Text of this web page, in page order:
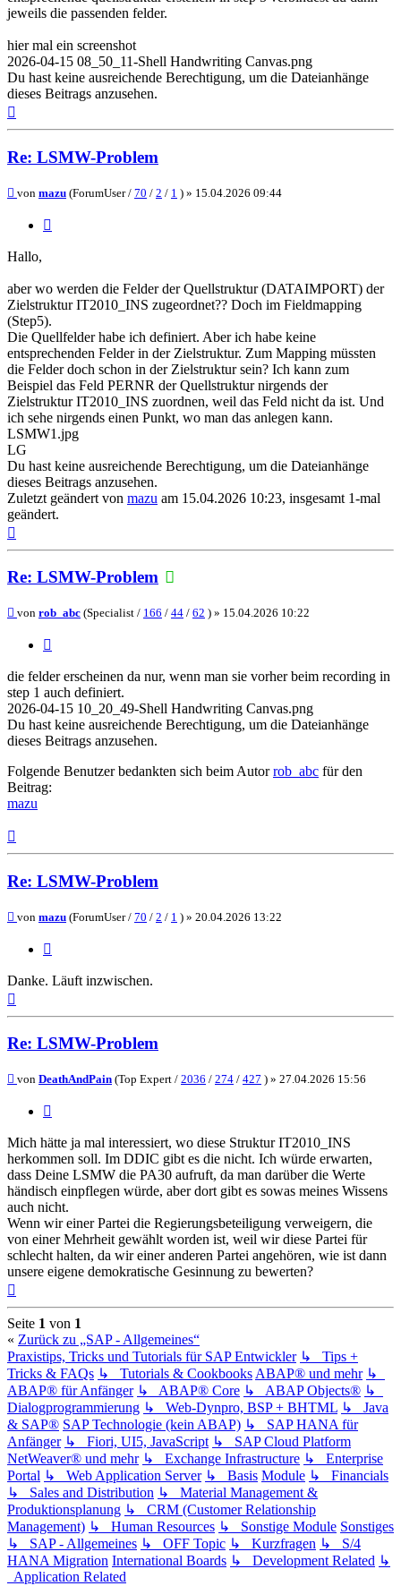
jeweils die passenden felder.
hier mal ein screenshot
2026-04-15 08_50_11-Shell Handwriting Canvas.png
Du hast keine ausreichende Berechtigung, um die Dateianhänge
dieses Beitrags anzusehen.
Re: LSMW-Problem
Beitrag
von mazu (ForumUser / 70 / 2 / 1 ) » 15.04.2026 09:44
Hallo,
aber wo werden die Felder der Quellstruktur (DATAIMPORT) der
Zielstruktur IT2010_INS zugeordnet?? Doch im Fieldmapping
(Step5).
Die Quellfelder habe ich definiert. Aber ich habe keine
entsprechenden Felder in der Zielstruktur. Zum Mapping müssten
die Felder doch schon in der Zielstruktur sein? Ich kann zum
Beispiel das Feld PERNR der Quellstruktur nirgends der
Zielstruktur IT2010_INS zuordnen, weil das Feld nicht da ist. Und
ich sehe nirgends einen Punkt, wo man das anlegen kann.
LSMW1.jpg
LG
Du hast keine ausreichende Berechtigung, um die Dateianhänge
dieses Beitrags anzusehen.
Zuletzt geändert von mazu am 15.04.2026 10:23, insgesamt 1-mal
geändert.
Re: LSMW-Problem
Beitrag
von rob_abc (Specialist / 166 / 44 / 62 ) » 15.04.2026 10:22
die felder erscheinen da nur, wenn man sie vorher beim recording in
step 1 auch definiert.
2026-04-15 10_20_49-Shell Handwriting Canvas.png
Du hast keine ausreichende Berechtigung, um die Dateianhänge
dieses Beitrags anzusehen.
Folgende Benutzer bedankten sich beim Autorrob_abc für den
Beitrag:
mazu
Re: LSMW-Problem
Beitrag
von mazu (ForumUser / 70 / 2 / 1 ) » 20.04.2026 13:22
Danke. Läuft inzwischen.
Re: LSMW-Problem
Beitrag
von DeathAndPain (Top Expert / 2036 / 274 / 427 ) » 27.04.2026 15:56
Mich hätte ja mal interessiert, wo diese Struktur IT2010_INS
herkommen soll. Im DDIC gibt es die nicht. Ich würde erwarten,
dass Deine LSMW die PA30 aufruft, da man darüber die Werte
händisch einpflegen würde, aber dort gibt es sowas meines Wissens
auch nicht.
Wenn wir einer Partei die Regierungsbeteiligung verweigern, die
von einer Mehrheit gewählt worden ist, weil wir diese Partei für
schlecht halten, da wir einer anderen Partei angehören, wie ist dann
unsere eigene demokratische Gesinnung zu bewerten?
Seite 1 von 1
« Zurück zu „SAP - Allgemeines“
Praxistips, Tricks und Tutorials für SAP Entwickler ↳ Tips +
Tricks & FAQs ↳ Tutorials & Cookbooks ABAP® und mehr ↳
ABAP® für Anfänger ↳ ABAP® Core ↳ ABAP Objects® ↳
Dialogprogrammierung ↳ Web-Dynpro, BSP + BHTML ↳ Java
& SAP® SAP Technologie (kein ABAP) ↳ SAP HANA für
Anfänger ↳ Fiori, UI5, JavaScript ↳ SAP Cloud Platform
NetWeaver® und mehr ↳ Exchange Infrastructure ↳ Enterprise
Portal ↳ Web Application Server ↳ Basis Module ↳ Financials
↳ Sales and Distribution ↳ Material Management &
Produktionsplanung ↳ CRM (Customer Relationship
Management) ↳ Human Resources ↳ Sonstige Module Sonstiges
↳ SAP - Allgemeines ↳ OFF Topic ↳ Kurzfragen ↳ S/4
HANA Migration International Boards ↳ Development Related ↳
Application Related